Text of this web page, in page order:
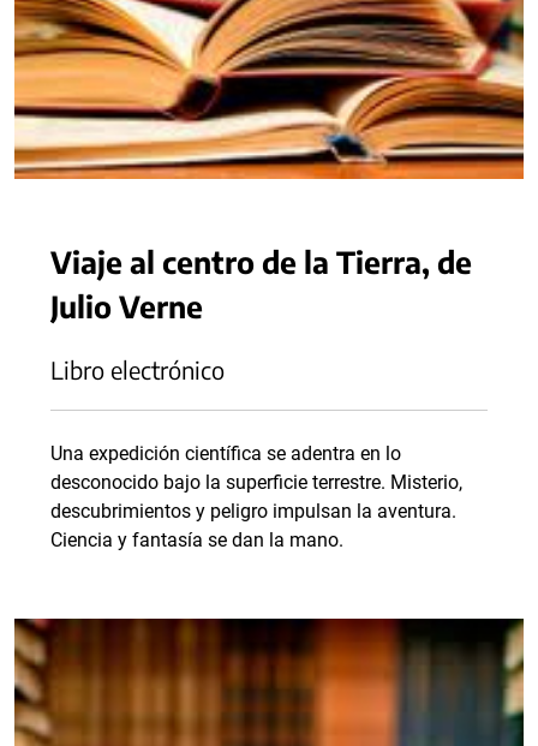
Viaje al centro de la Tierra, de
Julio Verne
Libro electrónico
Una expedición científica se adentra en lo
desconocido bajo la superficie terrestre. Misterio,
descubrimientos y peligro impulsan la aventura.
Ciencia y fantasía se dan la mano.